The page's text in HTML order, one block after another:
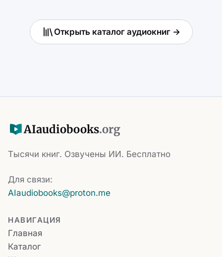
Открыть каталог аудиокниг →
AIaudiobooks.org
Тысячи книг. Озвучены ИИ. Бесплатно
Для связи:
AIaudiobooks@proton.me
НАВИГАЦИЯ
Главная
Каталог